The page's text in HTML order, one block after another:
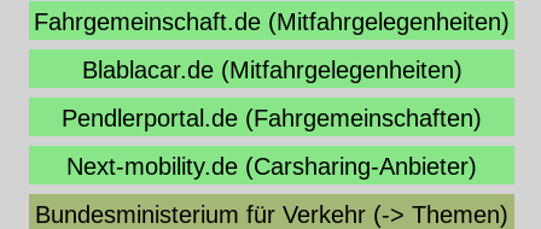
Fahrgemeinschaft.de (Mitfahrgelegenheiten)
Blablacar.de (Mitfahrgelegenheiten)
Pendlerportal.de (Fahrgemeinschaften)
Next-mobility.de (Carsharing-Anbieter)
Bundesministerium für Verkehr (-> Themen)